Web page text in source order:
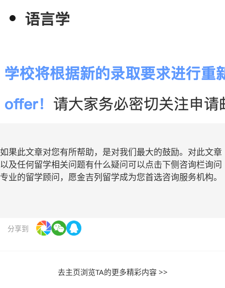
如果此文章对您有所帮助，是对我们最大的鼓励。对此文章
以及任何留学相关问题有什么疑问可以点击下侧咨询栏询问
专业的留学顾问，愿金吉列留学成为您首选咨询服务机构。
分享到
去主页浏览TA的更多精彩内容 >>